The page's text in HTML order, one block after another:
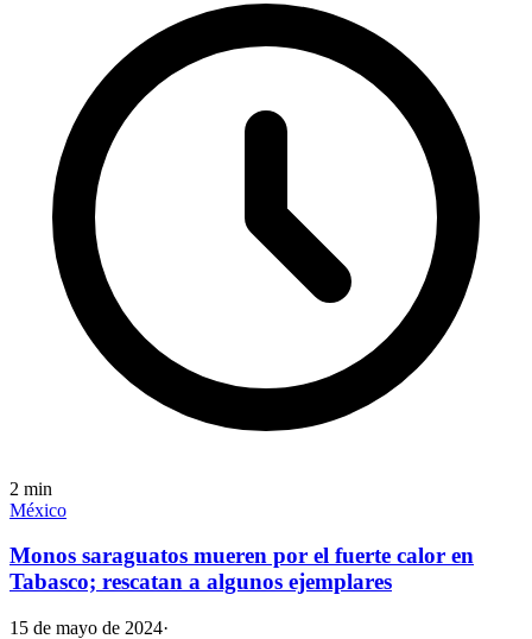
2 min
México
Monos saraguatos mueren por el fuerte calor en
Tabasco; rescatan a algunos ejemplares
15 de mayo de 2024·